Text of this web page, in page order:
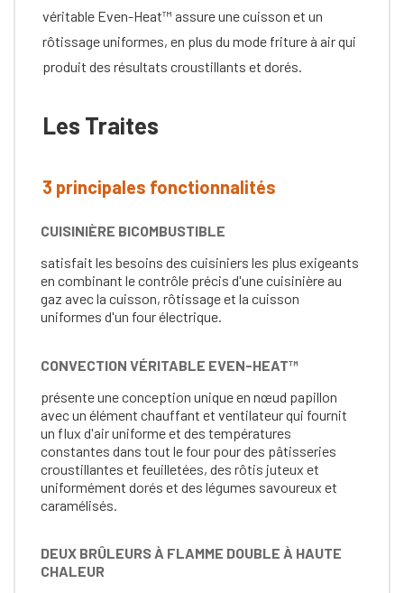
véritable Even-Heat™ assure une cuisson et un
rôtissage uniformes, en plus du mode friture à air qui
produit des résultats croustillants et dorés.
Les Traites
3 principales fonctionnalités
CUISINIÈRE BICOMBUSTIBLE
satisfait les besoins des cuisiniers les plus exigeants
en combinant le contrôle précis d'une cuisinière au
gaz avec la cuisson, rôtissage et la cuisson
uniformes d'un four électrique.
CONVECTION VÉRITABLE EVEN-HEAT™
présente une conception unique en nœud papillon
avec un élément chauffant et ventilateur qui fournit
un flux d'air uniforme et des températures
constantes dans tout le four pour des pâtisseries
croustillantes et feuilletées, des rôtis juteux et
uniformément dorés et des légumes savoureux et
caramélisés.
DEUX BRÛLEURS À FLAMME DOUBLE À HAUTE
CHALEUR